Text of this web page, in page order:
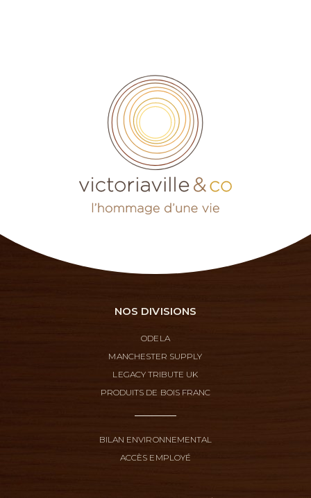
NOS DIVISIONS
ODELA
MANCHESTER SUPPLY
LEGACY TRIBUTE UK
PRODUITS DE BOIS FRANC
BILAN ENVIRONNEMENTAL
ACCÈS EMPLOYÉ